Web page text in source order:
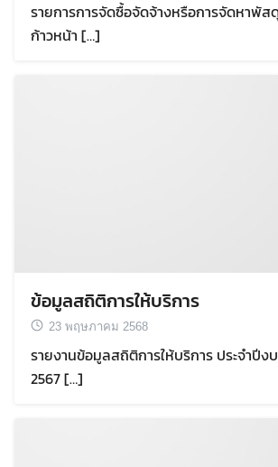
รายการการจัดซื้อจัดจ้างหรือการจัดหาพัส
ก้าวหน้า […]
ข้อมูลสถิติการให้บริการ
23 พฤษภาคม 2568
รายงานข้อมูลสถิติการให้บริการ ประจำปี
2567 […]